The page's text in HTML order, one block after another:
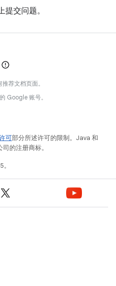
提交问题。
荐文档页面。
Google 账号。
可部分所述许可的限制。Java 和
的注册商标。